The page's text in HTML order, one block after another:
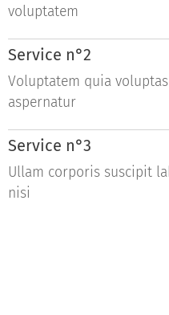
voluptatem
Service n°2
Voluptatem quia
aspernatur
Service n°3
Ullam corporis suscipit
nisi